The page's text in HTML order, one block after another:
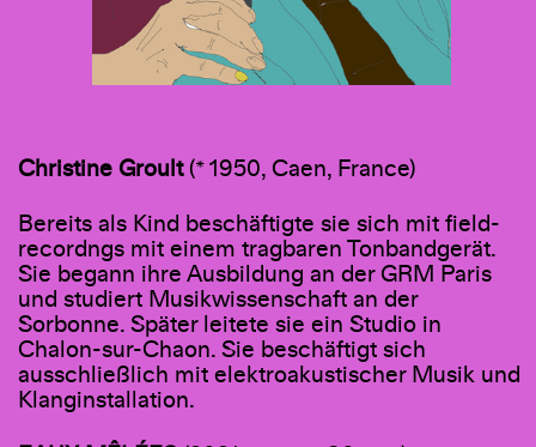
Christine Groult (* 1950, Caen, France)
Bereits als Kind beschäftigte sie sich mit field-
recordngs mit einem tragbaren Tonbandgerät.
Sie begann ihre Ausbildung an der GRM Paris
und studiert Musikwissenschaft an der
Sorbonne. Später leitete sie ein Studio in
Chalon-sur-Chaon. Sie beschäftigt sich
ausschließlich mit elektroakustischer Musik und
Klanginstallation.